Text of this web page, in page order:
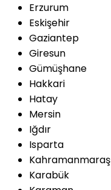
Erzurum
Eskişehir
Gaziantep
Giresun
Gümüşhane
Hakkari
Hatay
Mersin
Iğdır
Isparta
Kahramanmaraş
Karabük